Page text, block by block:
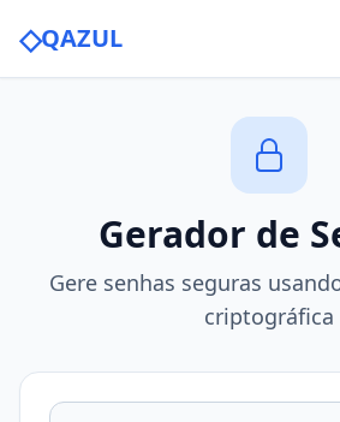
◇QAZUL
Gerador de
Gere senhas seguras
criptográfica